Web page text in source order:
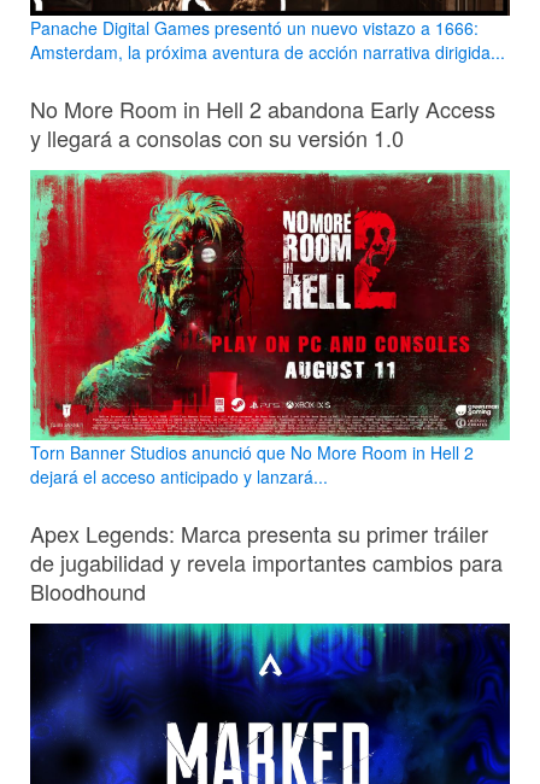
Panache Digital Games presentó un nuevo vistazo a 1666:
Amsterdam, la próxima aventura de acción narrativa dirigida...
No More Room in Hell 2 abandona Early Access
y llegará a consolas con su versión 1.0
Torn Banner Studios anunció que No More Room in Hell 2
dejará el acceso anticipado y lanzará...
Apex Legends: Marca presenta su primer tráiler
de jugabilidad y revela importantes cambios para
Bloodhound